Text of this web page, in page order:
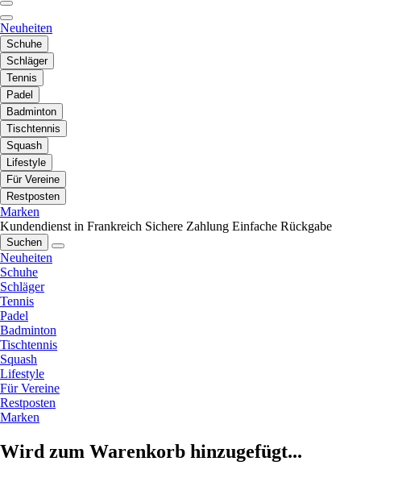
Neuheiten
Schuhe
Schläger
Tennis
Padel
Badminton
Tischtennis
Squash
Lifestyle
Für Vereine
Restposten
Marken
Kundendienst in Frankreich Sichere Zahlung Einfache Rückgabe
Suchen
Neuheiten
Schuhe
Schläger
Tennis
Padel
Badminton
Tischtennis
Squash
Lifestyle
Für Vereine
Restposten
Marken
Wird zum Warenkorb hinzugefügt...